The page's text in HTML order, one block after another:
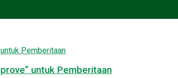
untuk Pemberitaan